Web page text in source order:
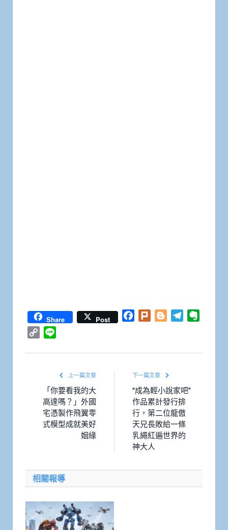
Share Post Facebook
Plurk BloggerTelegram
Copy
上一篇文章
「你要看我的大
高達嗎？」外國
宅憑製作飛翼零
式模型成就美好
姻緣
下一篇文章
“成為輕小說家吧”
作品累計發行排
行，第二位龍傲
天兄長敗給一條
乳繩紅遍世界的
神大人
相關報導